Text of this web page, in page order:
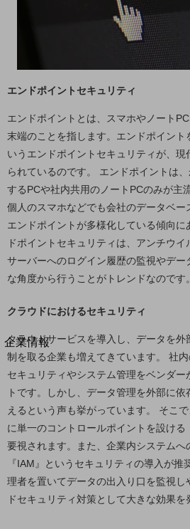
地域産業
その他の業界はこちら
ゲーム感覚で見つける
ビジネスお悩み診断
NTTドコモビジネス
オンラインショップ
モバイル・ICTサービスをオンラインで
相談・申し込みができるバーチャルショップ
法人向けモバイルトップ
はじめての方へ
新規会員登録/ログインはこちら
100回線以上のお問い合わせ・お見積りは
別ウィンドウで開きます
企業情報
企業情報TOP
会社案内
会社案内TOP
組織
沿革
社長からのご挨拶
事業拠点
エンドポイントセキュリティ
エンドポイントとは、スマホやノート
末端のことを指します。エンドポイント
いうエンドポイントセキュリティが、
られているのです。 エンドポイントは
するPCや社内共用のノートPCのみが主
個人のスマホなどでも会社のデータベー
エンドポイントが多様化している傾向
ドポイントセキュリティは、アンチウイ
サーバーへのログイン履歴の監視やデー
な角度から行うことがトレンドなのです。
クラウドにおけるセキュリティ
クラウドサービスを導入し、データを
制を取る企業も増えてきています。 社内
セキュリティやシステム管理をベンダー
トです。しかし、データ管理を外部に
えるという声も挙がっています。 そこ
に単一のコントロールポイントを設ける
要視されます。また、企業内システムへ
『IAM』というセキュリティの導入が
理者を置いてデータの出入り口を監視し
ドセキュリティ対策として大きな効果を